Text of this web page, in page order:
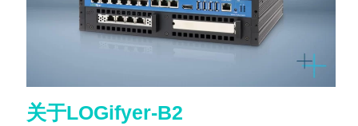
关于LOGifyer-B2